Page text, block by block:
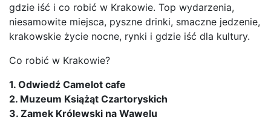
gdzie iść i co robić w Krakowie. Top wydarzenia,
niesamowite miejsca, pyszne drinki, smaczne jedzenie,
krakowskie życie nocne, rynki i gdzie iść dla kultury.
Co robić w Krakowie?
1. Odwiedź Camelot cafe
2. Muzeum Książąt Czartoryskich
3. Zamek Królewski na Wawelu